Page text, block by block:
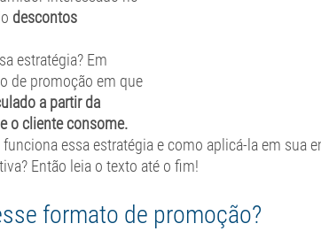
descontos
estratégia? Em
de promoção em que
a partir da
o cliente consome.
essa estratégia e como aplicá-la em sua
Então leia o texto até o fim!
formato de promoção?